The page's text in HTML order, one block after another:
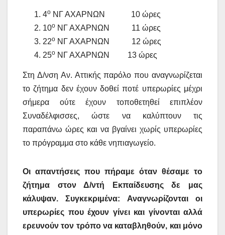
4ο ΝΓ ΑΧΑΡΝΩΝ 10 ώρες
10ο ΝΓ ΑΧΑΡΝΩΝ 11 ώρες
22ο ΝΓ ΑΧΑΡΝΩΝ 12 ώρες
25ο ΝΓ ΑΧΑΡΝΩΝ 13 ώρες
Στη Δ/νση Αν. Αττικής παρόλο που αναγνωρίζεται
το ζήτημα δεν έχουν δοθεί ποτέ υπερωρίες μέχρι
σήμερα ούτε έχουν τοποθετηθεί επιπλέον
Συναδέλφισσες, ώστε να καλύπτουν τις
παραπάνω ώρες και να βγαίνει χωρίς υπερωρίες
το πρόγραμμα στο κάθε νηπιαγωγείο.
Οι απαντήσεις που πήραμε όταν θέσαμε το
ζήτημα στον Δ/ντή Εκπαίδευσης δε μας
κάλυψαν. Συγκεκριμένα: Αναγνωρίζονται οι
υπερωρίες που έχουν γίνει και γίνονται αλλά
ερευνούν τον τρόπο να καταβληθούν, και μόνο